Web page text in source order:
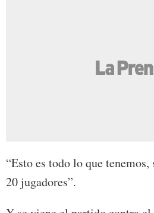
“Esto es todo lo que tenemos,
20 jugadores”.